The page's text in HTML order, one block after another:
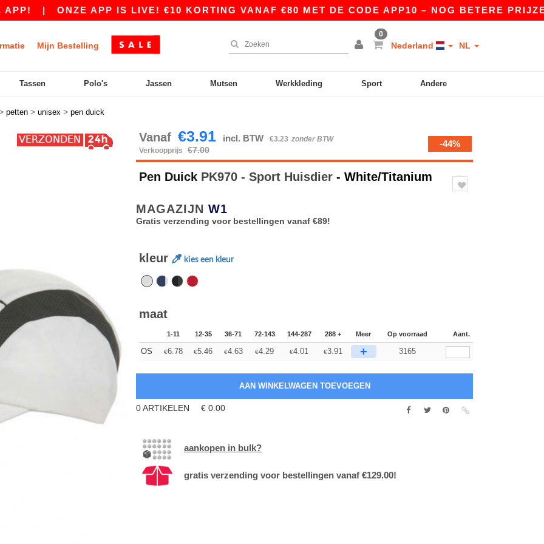
|ONZE APP IS LIVE! €10 KORTING VANAF €80 MET DE CODE APP10 – NOG BETERE PRIJZEN IN
Mijn Bestelling
0
Nederland NL
Tassen Polo's Jassen Mutsen Werkkleding Sport Andere
petten > unisex > pen duick
Vanaf €3.91 incl. BTW €3.23 zonder BTW
Verkoopprijs
€7.00
-44%
Pen Duick PK970 - Sport Huisdier - White/Titanium
MAGAZIJN W1
Gratis verzending voor bestellingen vanaf €89!
kleur kies een kleur
maat
1-11 12-35 36-71 72-143 144-287 288 + Meer Op voorraad Aant.
OS €6.78 €5.46 €4.63 €4.29 €4.01 €3.91 + 3165
0ARTIKELEN € 0.00
aankopen in bulk?
gratis verzending voor bestellingen vanaf €129.00!